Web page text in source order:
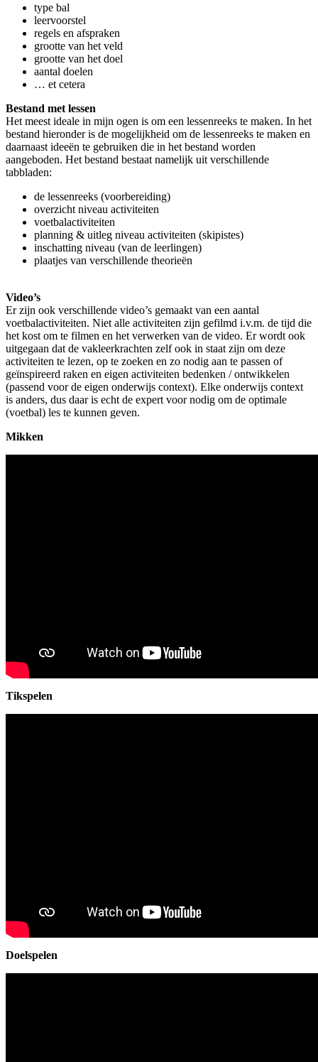
type bal
leervoorstel
regels en afspraken
grootte van het veld
grootte van het doel
aantal doelen
… et cetera
Bestand met lessen
Het meest ideale in mijn ogen is om een lessenreeks te maken. In het
bestand hieronder is de mogelijkheid om de lessenreeks te maken en
daarnaast ideeën te gebruiken die in het bestand worden
aangeboden. Het bestand bestaat namelijk uit verschillende
tabbladen:
de lessenreeks (voorbereiding)
overzicht niveau activiteiten
voetbalactiviteiten
planning & uitleg niveau activiteiten (skipistes)
inschatting niveau (van de leerlingen)
plaatjes van verschillende theorieën
Video’s
Er zijn ook verschillende video’s gemaakt van een aantal
voetbalactiviteiten. Niet alle activiteiten zijn gefilmd i.v.m. de tijd die
het kost om te filmen en het verwerken van de video. Er wordt ook
uitgegaan dat de vakleerkrachten zelf ook in staat zijn om deze
activiteiten te lezen, op te zoeken en zo nodig aan te passen of
geïnspireerd raken en eigen activiteiten bedenken / ontwikkelen
(passend voor de eigen onderwijs context). Elke onderwijs context
is anders, dus daar is echt de expert voor nodig om de optimale
(voetbal) les te kunnen geven.
Mikken
Tikspelen
Doelspelen